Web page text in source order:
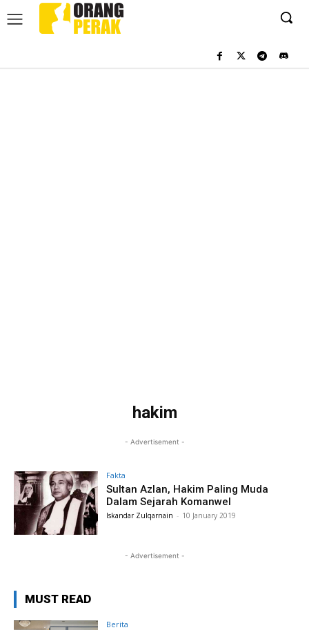
hakim
- Advertisement -
Fakta
Sultan Azlan, Hakim Paling Muda
Dalam Sejarah Komanwel
Iskandar Zulqarnain - 10 January 2019
- Advertisement -
MUST READ
Berita